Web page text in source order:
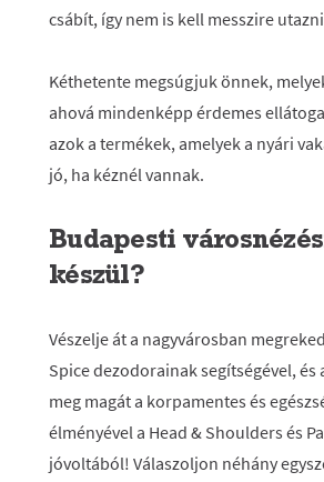
csábít, így nem is kell messzire
Kéthetente megsúgjuk önnek,
ahová mindenképp érdemes
azok a termékek, amelyek a nyári
jó, ha kéznél vannak.
Budapesti
készül?
Vészelje át a nagyvárosban
Spice dezodorainak segítségével, és
meg magát a korpamentes és
élményével a Head & Shoulders és
jóvoltából! Válaszoljon néhány